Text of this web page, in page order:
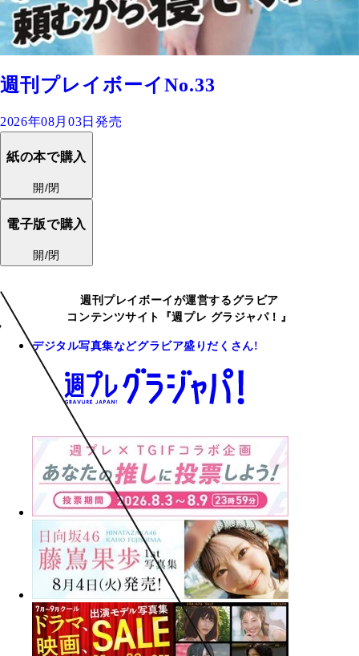
週刊プレイボーイNo.33
2026年08月03日発売
紙の本で購入
開/閉
電子版で購入
開/閉
週刊プレイボーイが運営するグラビア
コンテンツサイト『週プレ グラジャパ！』
デジタル写真集などグラビア盛りだくさん!